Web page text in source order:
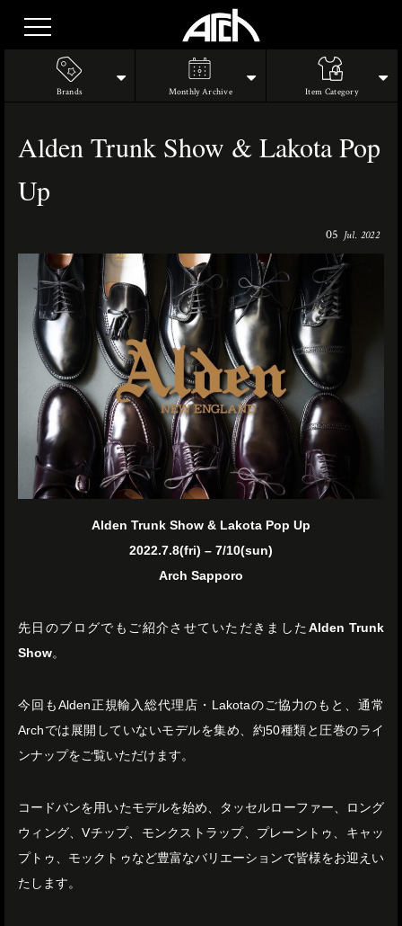
Brands Monthly Archive Item Category
Alden Trunk Show & Lakota Pop
Up
05 Jul. 2022
Alden Trunk Show & Lakota Pop Up
2022.7.8(fri) – 7/10(sun)
Arch Sapporo
先日のブログでもご紹介させていただきましたAlden Trunk
Show。
今回もAlden正規輸入総代理店・Lakotaのご協力のもと、通常
Archでは展開していないモデルを集め、約50種類と圧巻のライ
ンナップをご覧いただけます。
コードバンを用いたモデルを始め、タッセルローファー、ロング
ウィング、Vチップ、モンクストラップ、プレーントゥ、キャッ
プトゥ、モックトゥなど豊富なバリエーションで皆様をお迎えい
たします。